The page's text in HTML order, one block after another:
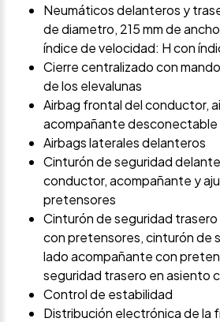
Neumáticos delanteros y
de diametro, 215 mm de
índice de velocidad: H con
Cierre centralizado con
de los elevalunas
Airbag frontal del conductor,
acompañante desconectable
Airbags laterales delanteros
Cinturón de seguridad
conductor, acompañante y
pretensores
Cinturón de seguridad
con pretensores, cinturón de
lado acompañante con
seguridad trasero en asiento
Control de estabilidad
Distribución electrónica de la